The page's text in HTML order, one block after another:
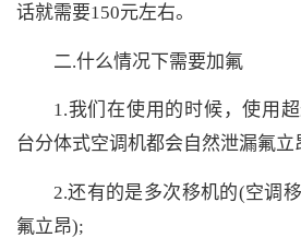
话就需要150元左右。
二.什么情况下需要加氟
1.我们在使用的时候，使用
台分体式空调机都会自然泄漏氟立
2.还有的是多次移机的(空调
氟立昂);